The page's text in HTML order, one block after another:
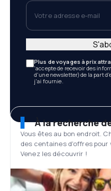
Votre adresse e-mail
Plus de voyages à prix
'accepte de recevoir des
d'une newsletter) de la part
j'ai fournie.
À la recherche
Vous êtes au bon endroit.
des centaines d'offres pour
Venez les découvrir !